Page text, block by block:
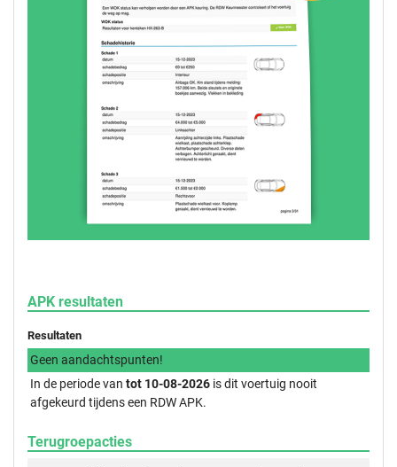
APK resultaten
Resultaten
Geen aandachtspunten!
In de periode van tot 10-08-2026 is dit voertuig nooit
afgekeurd tijdens een RDW APK.
Terugroepacties